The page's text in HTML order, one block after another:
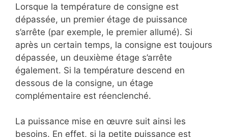
Lorsque la température de consigne est
dépassée, un premier étage de puissance
s’arrête (par exemple, le premier allumé). Si
après un certain temps, la consigne est toujours
dépassée, un deuxième étage s’arrête
également. Si la température descend en
dessous de la consigne, un étage
complémentaire est réenclenché.
La puissance mise en œuvre suit ainsi les
besoins. En effet, si la petite puissance est